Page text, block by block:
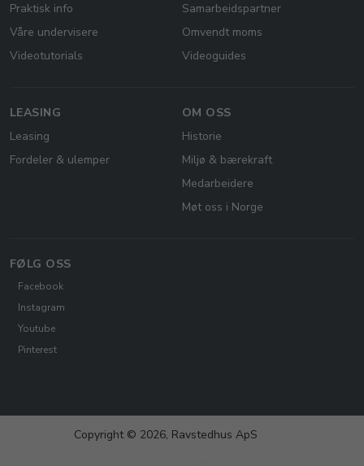
Praktisk info
Våre undervisere
Videotutorials
Samarbeidspartner
Omvendt moms
Videoguides
LEASING
Leasing
Fordeler & ulemper
OM OSS
Historie
Miljø & bærekraft
Medarbeidere
Møt oss i Norge
FØLG OSS
Facebook
Instagram
Youtube
Pinterest
Copyright © 2026, Ravstedhus ApS